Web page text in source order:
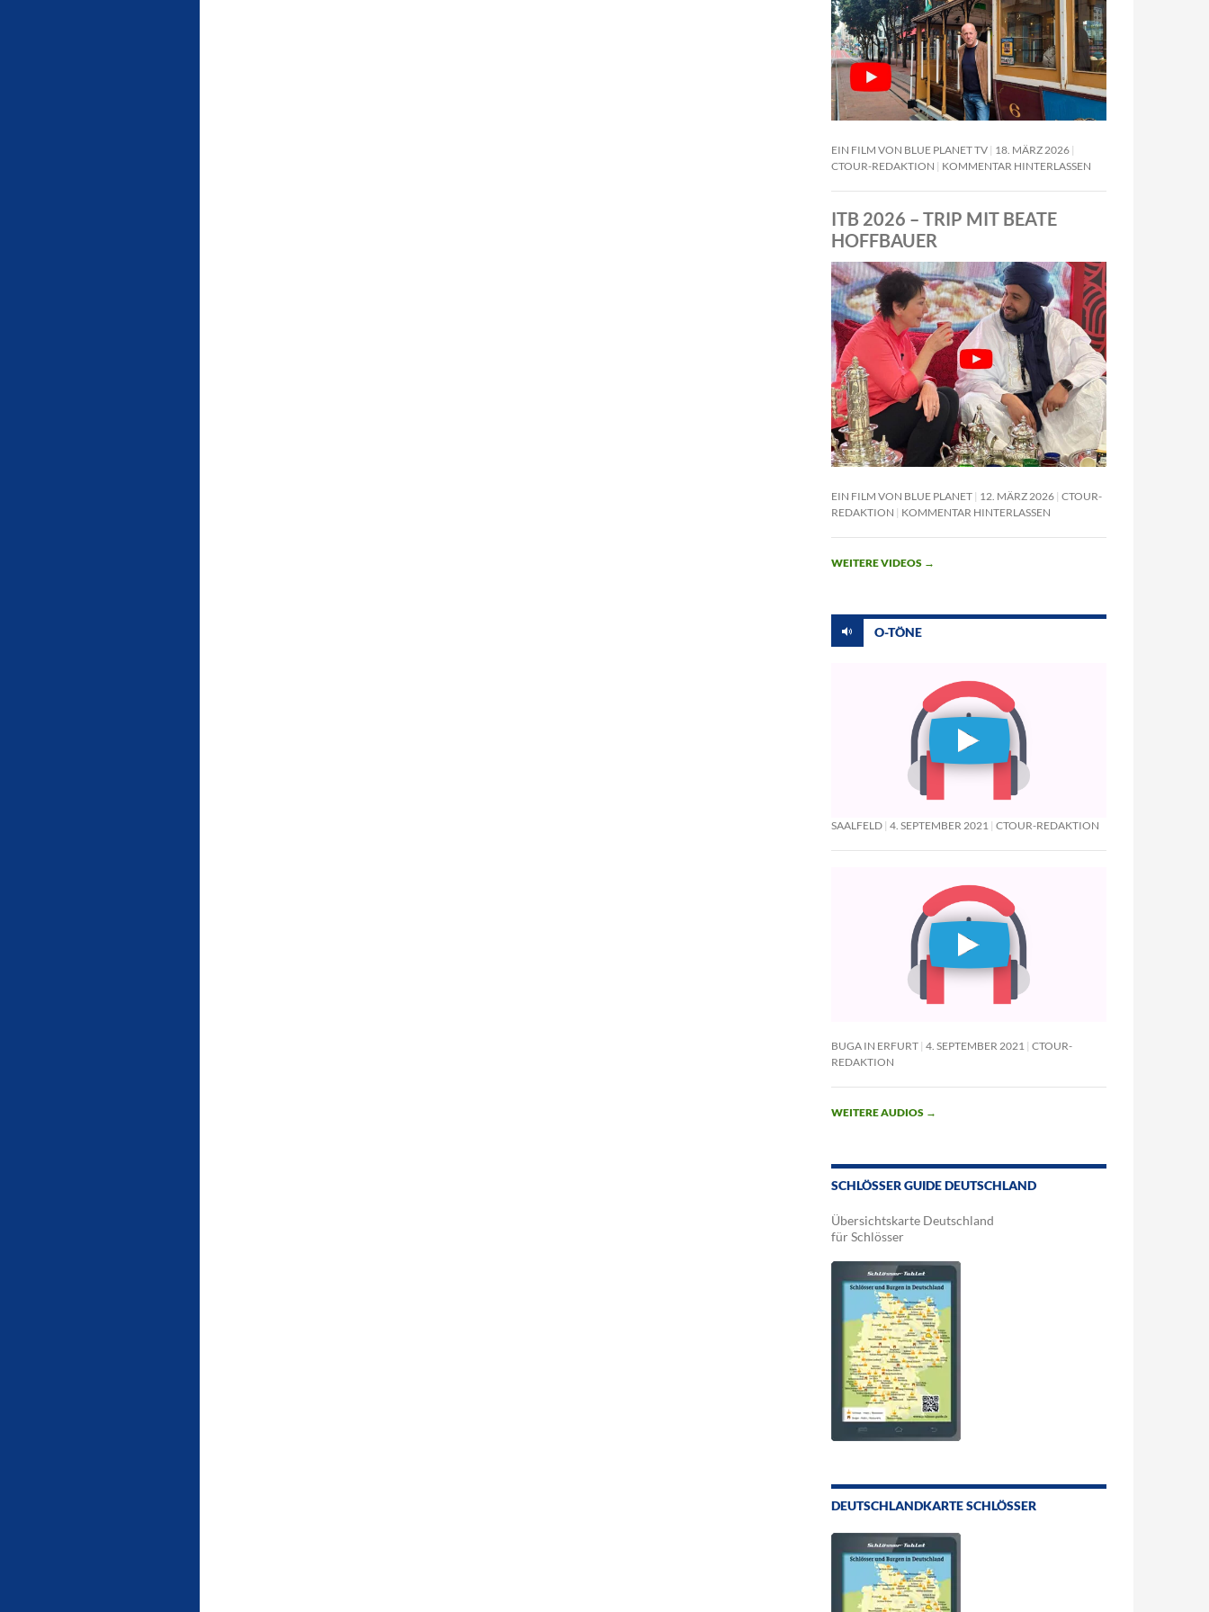
EIN FILM VON BLUE PLANET TV 18. MÄRZ 2026
CTOUR-REDAKTION
KOMMENTAR HINTERLASSEN
ITB 2026 – TRIP MIT BEATE
HOFFBAUER
EIN FILM VON BLUE PLANET 12. MÄRZ 2026 CTOUR-
REDAKTION
KOMMENTAR HINTERLASSEN
WEITERE VIDEOS →
O-TÖNE
SAALFELD 4. SEPTEMBER 2021 CTOUR-REDAKTION
BUGA IN ERFURT 4. SEPTEMBER 2021
CTOUR-
REDAKTION
WEITERE AUDIOS →
SCHLÖSSER GUIDE DEUTSCHLAND
Übersichtskarte Deutschland
für Schlösser
DEUTSCHLANDKARTE SCHLÖSSER